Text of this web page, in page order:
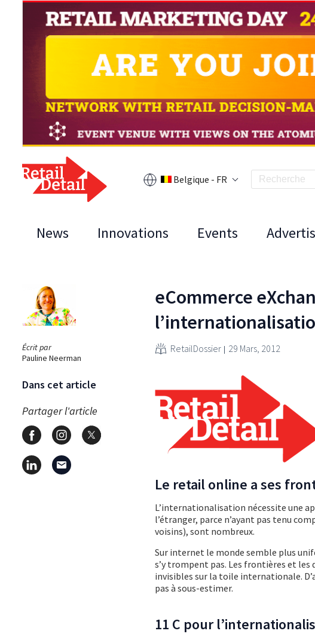
Belgique - FR
News Innovations Events
Écrit par
Pauline Neerman
Dans cet article
Partager l'article
eCommerce
RetailDossier 29 Mars, 2012
Le retail online a ses
L’internationalisation nécessite une
l’étranger, parce n’ayant pas tenu
voisins), sont nombreux.
Sur internet le monde semble plus
s’y trompent pas. Les frontières et
invisibles sur la toile internationale.
pas à sous-estimer.
11 C pour